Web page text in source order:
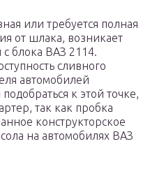
или требуется полная
от шлака, возникает
с блока ВАЗ 2114.
сливного
автомобилей
к этой точке,
так как пробка
конструкторское
на автомобилях ВАЗ